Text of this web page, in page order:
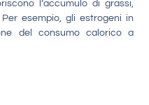
l’accumulo di grassi,
esempio, gli estrogeni in
del consumo calorico a